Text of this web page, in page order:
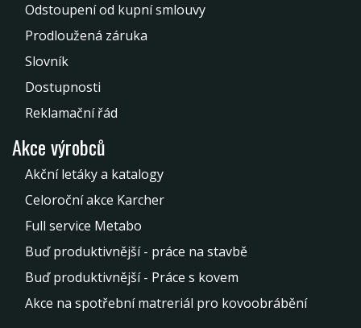
Odstoupení od kupní smlouvy
Prodloužená záruka
Slovník
Dostupnosti
Reklamační řád
Akce výrobců
Akční letáky a katalogy
Celoroční akce Karcher
Full service Metabo
Buď produktivnější - práce na stavbě
Buď produktivnější - Práce s kovem
Akce na spotřební matreriál pro kovoobrábění